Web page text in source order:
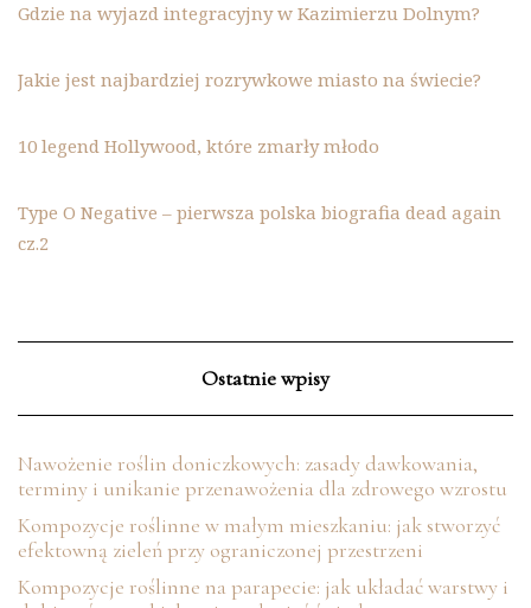
Gdzie na wyjazd integracyjny w Kazimierzu Dolnym?
Jakie jest najbardziej rozrywkowe miasto na świecie?
10 legend Hollywood, które zmarły młodo
Type O Negative – pierwsza polska biografia dead again
cz.2
Ostatnie wpisy
Nawożenie roślin doniczkowych: zasady dawkowania,
terminy i unikanie przenawożenia dla zdrowego wzrostu
Kompozycje roślinne w małym mieszkaniu: jak stworzyć
efektowną zieleń przy ograniczonej przestrzeni
Kompozycje roślinne na parapecie: jak układać warstwy i